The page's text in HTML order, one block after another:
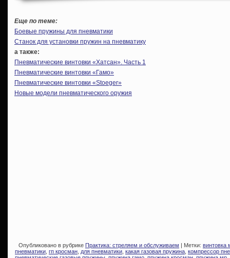
Еще по теме:
Боевые пружины для пневматики
Станок для установки пружин на пневматику
а также:
Пневматические винтовки «Хатсан». Часть 1
Пневматические винтовки «Гамо»
Пневматические винтовки «Stoeger»
Новые модели пневматического оружия
Опубликовано в рубрике Практика: стреляем и обслуживаем | Метки: винтовка
пневматики гп кросман для пневматики какая газовая пружина компрессор